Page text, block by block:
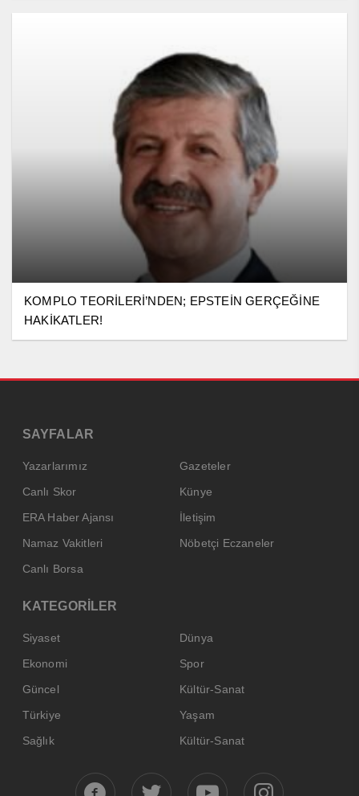
KOMPLO TEORİLERİ’NDEN; EPSTEİN GERÇEĞİNE
HAKİKATLER!
SAYFALAR
Yazarlarımız
Gazeteler
Canlı Skor
Künye
ERA Haber Ajansı
İletişim
Namaz Vakitleri
Nöbetçi Eczaneler
Canlı Borsa
KATEGORİLER
Siyaset
Dünya
Ekonomi
Spor
Güncel
Kültür-Sanat
Türkiye
Yaşam
Sağlık
Kültür-Sanat